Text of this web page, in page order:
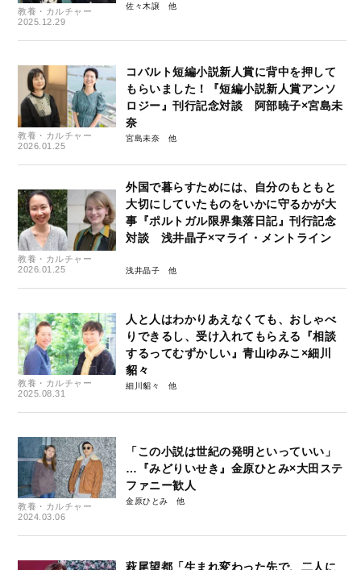
教養・カルチャー
2025.12.29
佐々木譲
教養・カルチャー
2026.01.25
コバルト短編小説新人賞に背中を押して
もらいました！『短編小説新人賞アンソ
ロジー』刊行記念対談 阿部暁子×宮島未
奈
宮島未奈
教養・カルチャー
2026.01.25
外国で暮らすためには、自分のもともと
大切にしていたものをいかに守るかが大
事『ポルトガル限界集落日記』刊行記念
対談 浅井晶子×マライ・メントライン
浅井晶子
教養・カルチャー
2025.08.31
人と人はわかりあえなくても、おしゃべ
りできるし、受け入れてもらえる『相談
するってむずかしい』青山ゆみこ×細川
貂々
細川貂々
教養・カルチャー
2024.03.06
「この小説は世紀の発明といっていい」
…『みどりいせき』金原ひとみ×大田ステ
ファニー歓人
金原ひとみ
萩尾望都「生まれ変わった先で、二人に